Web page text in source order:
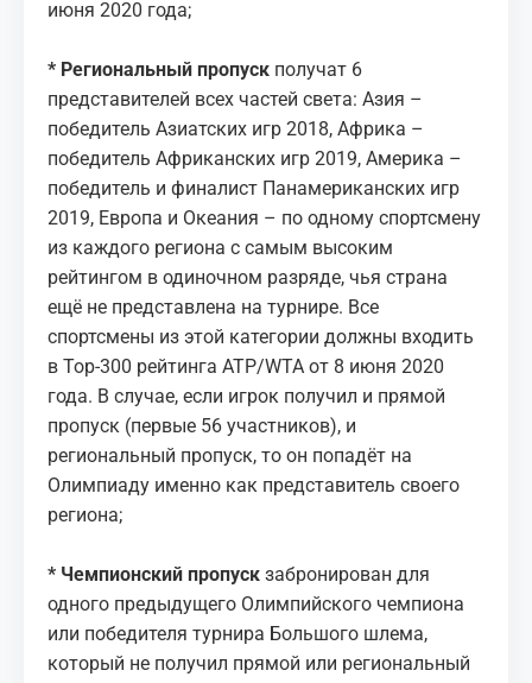
июня 2020 года;
* Региональный пропуск получат 6
представителей всех частей света: Азия –
победитель Азиатских игр 2018, Африка –
победитель Африканских игр 2019, Америка –
победитель и финалист Панамериканских игр
2019, Европа и Океания – по одному спортсмену
из каждого региона с самым высоким
рейтингом в одиночном разряде, чья страна
ещё не представлена на турнире. Все
спортсмены из этой категории должны входить
в Top-300 рейтинга ATP/WTA от 8 июня 2020
года. В случае, если игрок получил и прямой
пропуск (первые 56 участников), и
региональный пропуск, то он попадёт на
Олимпиаду именно как представитель своего
региона;
* Чемпионский пропуск забронирован для
одного предыдущего Олимпийского чемпиона
или победителя турнира Большого шлема,
который не получил прямой или региональный